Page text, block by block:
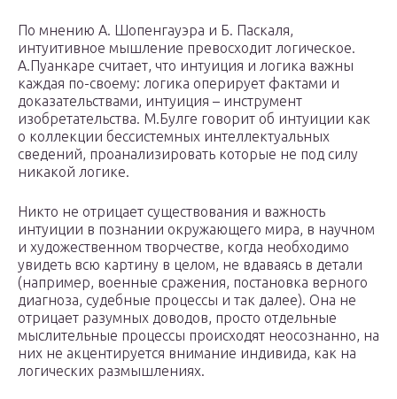
По мнению А. Шопенгауэра и Б. Паскаля,
интуитивное мышление превосходит логическое.
А.Пуанкаре считает, что интуиция и логика важны
каждая по-своему: логика оперирует фактами и
доказательствами, интуиция – инструмент
изобретательства. М.Булге говорит об интуиции как
о коллекции бессистемных интеллектуальных
сведений, проанализировать которые не под силу
никакой логике.
Никто не отрицает существования и важность
интуиции в познании окружающего мира, в научном
и художественном творчестве, когда необходимо
увидеть всю картину в целом, не вдаваясь в детали
(например, военные сражения, постановка верного
диагноза, судебные процессы и так далее). Она не
отрицает разумных доводов, просто отдельные
мыслительные процессы происходят неосознанно, на
них не акцентируется внимание индивида, как на
логических размышлениях.